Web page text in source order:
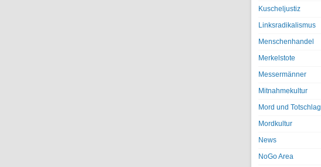
Kuscheljustiz
Linksradikalismus
Menschenhandel
Merkelstote
Messermänner
Mitnahmekultur
Mord und Totschlag
Mordkultur
News
NoGo Area